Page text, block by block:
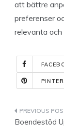
att bättre
preferenser
relevanta och
Boendestöd